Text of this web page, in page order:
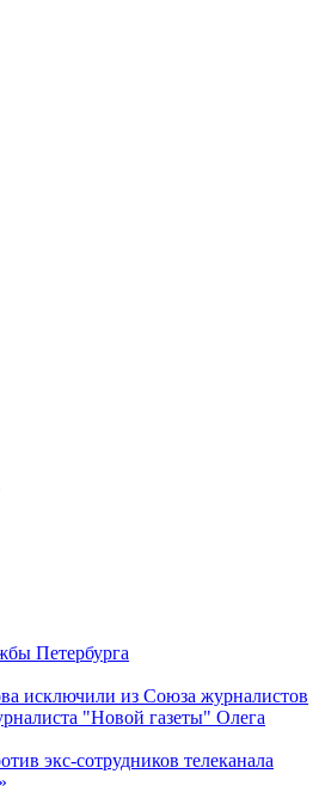
Петербурга
исключили из Союза журналистов
"Новой газеты" Олега
экс-сотрудников телеканала